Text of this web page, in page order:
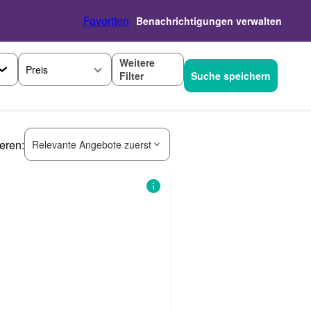
Favoriten Benachrichtigungen verwalten
Preis
Weitere
Filter
Suche speichern
Relevante Angebote zuerst